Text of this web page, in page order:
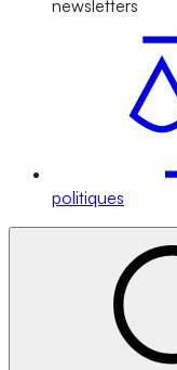
newsletters
politiques